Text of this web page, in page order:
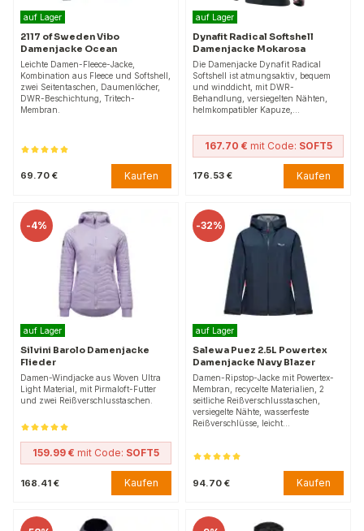
auf Lager
2117 of Sweden Vibo
Damenjacke Ocean
Leichte Damen-Fleece-Jacke,
Kombination aus Fleece und Softshell,
zwei Seitentaschen, Daumenlöcher,
DWR-Beschichtung, Tritech-
Membran.
69.70 € Kaufen
auf Lager
Dynafit Radical Softshell
Damenjacke Mokarosa
Die Damenjacke Dynafit Radical
Softshell ist atmungsaktiv, bequem
und winddicht, mit DWR-
Behandlung, versiegelten Nähten,
helmkompatibler Kapuze,…
167.70 € mit Code: SOFT5
176.53 € Kaufen
-4%
auf Lager
Silvini Barolo Damenjacke
Flieder
Damen-Windjacke aus Woven Ultra
Light Material, mit Pirmaloft-Futter
und zwei Reißverschlusstaschen.
159.99 € mit Code: SOFT5
168.41 € Kaufen
-32%
auf Lager
Salewa Puez 2.5L Powertex
Damenjacke Navy Blazer
Damen-Ripstop-Jacke mit Powertex-
Membran, recycelte Materialien, 2
seitliche Reißverschlusstaschen,
versiegelte Nähte, wasserfeste
Reißverschlüsse, leicht…
94.70 € Kaufen